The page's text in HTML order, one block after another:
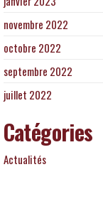
novembre 2022
octobre 2022
septembre 2022
juillet 2022
Catégories
Actualités